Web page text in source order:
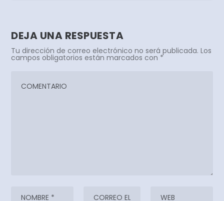
DEJA UNA RESPUESTA
Tu dirección de correo electrónico no será publicada. Los
campos obligatorios están marcados con *